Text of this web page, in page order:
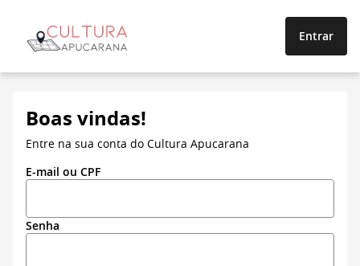
Entrar
Boas vindas!
Entre na sua conta do Cultura Apucarana
E-mail ou CPF
Senha